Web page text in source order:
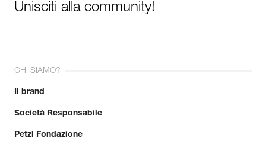
Unisciti alla community!
CHI SIAMO?
Il brand
Società Responsabile
Petzl Fondazione